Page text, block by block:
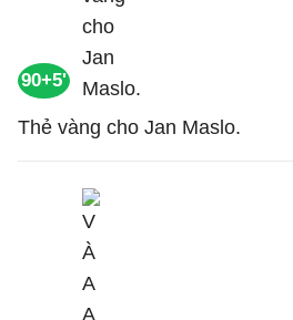
90+5'
Thẻ vàng cho Jan Maslo.